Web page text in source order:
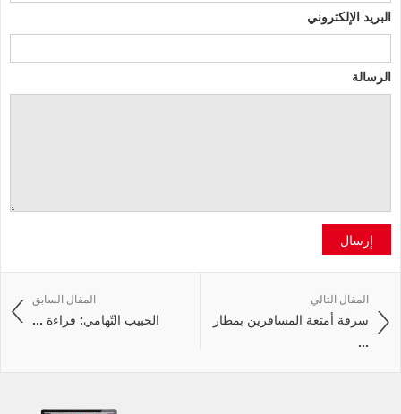
البريد الإلكتروني
الرسالة
إرسال
المقال السابق
الحبيب التّهامي: قراءة ...
المقال التالي
سرقة أمتعة المسافرين بمطار
...